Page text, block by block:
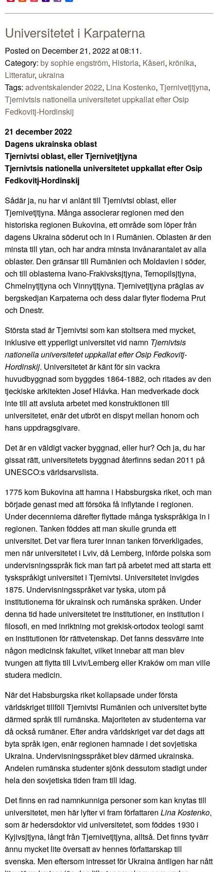
Mail
Universitetet i Karpaterna
Posted on December 21, 2022 at 08:11.
Category: by sophie engström, Historia, Kåseri, krönika,
Litteratur, ukraina
Tags: adventskalender 2022, Lina Kostenko, Tjernivetjtjyna,
Tjernivtsis nationella universitetet uppkallat efter Osip
Fedkovitj-Hordinskij
21 december 2022
Dagens ukrainska oblast
Tjernivtsi oblast, eller Tjernivetjtjyna
Tjernivtsis nationella universitetet uppkallat efter Osip
Fedkovitj-Hordinskij
Sådär ja, nu har vi anlänt till Tjernivtsi oblast, eller
Tjernivetjtjyna. Många associerar regionen med den
historiska regionen Bukovina, ett område som löper från
dagens Ukraina söderut och in i Rumänien. Oblasten är den
minsta till ytan, och har andra minsta invånarantalet av alla
oblaster. Den gränsar till Rumänien och Moldavien i söder,
och till oblasterna Ivano-Frakivsksjtjyna, Ternopilsjtjyna,
Chmelnytjtjyna och Vinnytjtjyna. Tjernivetjtjyna präglas av
bergskedjan Karpaterna och dess dalar flyter floderna Prut
och Dnestr.
Största stad är Tjernivtsi som kan stoltsera med mycket,
inklusive ett ypperligt universitet vid namn Tjernivtsis
nationella universitetet uppkallat efter Osip Fedkovitj-
Hordinskij. Universitetet är känt för sin vackra
huvudbyggnad som byggdes 1864-1882, och ritades av den
tjeckiske arkitekten Josef Hlávka. Han medverkade dock
inte till att avsluta arbetet med konstruktionen till
universitetet, enär det utbröt en dispyt mellan honom och
hans uppdragsgivare.
Det är en väldigt vacker byggnad, eller hur? Och ja, du har
gissat rätt, universitetets byggnad återfinns sedan 2011 på
UNESCO:s världsarvslista.
1775 kom Bukovina att hamna i Habsburgska riket, och man
började genast med att försöka få inflytande i regionen.
Under decennierna därefter flyttade många tyskspråkiga in i
regionen. Tanken föddes att man skulle grunda ett
universitet. Det var flera turer innan tanken förverkligades,
men när universitetet i Lviv, då Lemberg, införde polska som
undervisningsspråk fick man fart på arbetet med att starta ett
tyskspråkigt universitet i Tjernivtsi. Universitetet invigdes
1875. Undervisningsspråket var tyska, utom på
institutionerna för ukrainsk och rumänska språken. Under
denna tid hade universitetet tre institutioner, en institution i
filosofi, en med inriktning mot grekisk-ortodox teologi samt
en institutionen för rättvetenskap. Det fanns dessvärre inte
någon medicinsk fakultet, vilket innebar att man blev
tvungen att flytta till Lviv/Lemberg eller Kraków om man ville
studera medicin.
När det Habsburgska riket kollapsade under första
världskriget tillföll Tjernivtsi Rumänien och universitet bytte
därmed språk till rumänska. Majoriteten av studenterna var
då också rumäner. Efter andra världskriget var det dags att
byta språk igen, enär regionen hamnade i det sovjetiska
Ukraina. Undervisningsspråket blev därmed ukrainska.
Andelen rumänska studenter sjönk dessutom stadigt under
hela den sovjetiska tiden fram till idag.
Det finns en rad namnkunniga personer som kan knytas till
universitetet, men här lyfter vi fram författaren Lina Kostenko,
som är hedersdoktor vid universitetet, som föddes 1930 i
Kyjivsjtjyna, långt från Tjernivetjtjyna, alltså. Det finns tyvärr
ännu mycket lite översatt av hennes författarskap till
svenska. Men eftersom intresset för Ukraina äntligen har nått